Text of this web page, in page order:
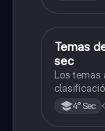
Química
Temas
sec
Los temas
y los4° Sec